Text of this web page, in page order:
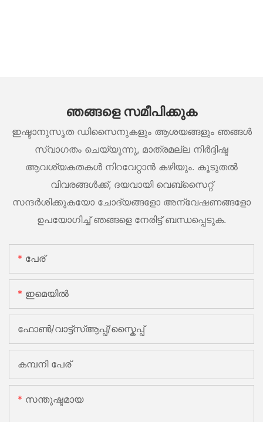
ഞങ്ങളെ സമീപിക്കുക
ഇഷ്ടാനുസൃത ഡിസൈനുകളും ആശയങ്ങളും ഞങ്ങൾ
സ്വാഗതം ചെയ്യുന്നു, മാത്രമല്ല നിർദ്ദിഷ്ട
ആവശ്യകതകൾ നിറവേറ്റാൻ കഴിയും. കൂടുതൽ
വിവരങ്ങൾക്ക്, ദയവായി വെബ്സൈറ്റ്
സന്ദർശിക്കുകയോ ചോദ്യങ്ങളോ അന്വേഷണങ്ങളോ
ഉപയോഗിച്ച് ഞങ്ങളെ നേരിട്ട് ബന്ധപ്പെടുക.
പേര്
ഇമെയിൽ
ഫോൺ/വാട്ട്‌സ്ആപ്പ്/സ്കൈപ്പ്
കമ്പനി പേര്
സന്തുഷ്ടമായ